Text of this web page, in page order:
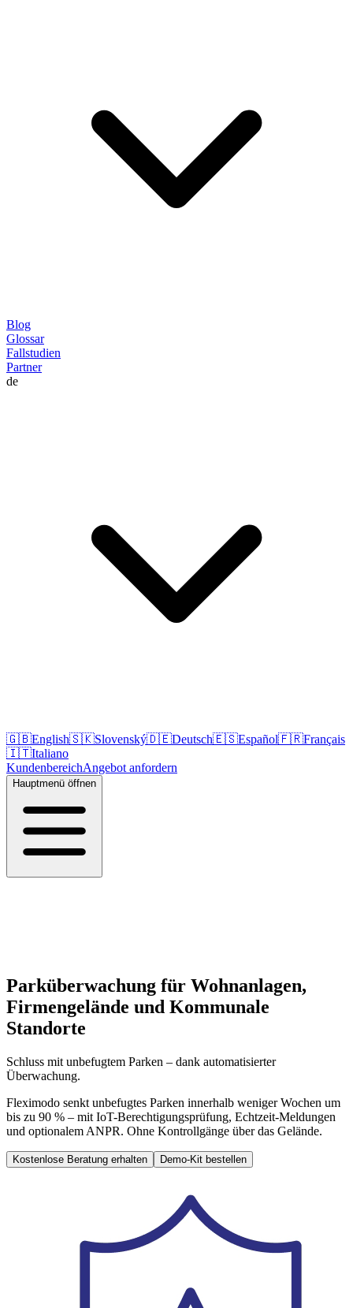
Blog
Glossar
Fallstudien
Partner
de
🇬🇧English🇸🇰Slovenský🇩🇪Deutsch🇪🇸Español🇫🇷Français
🇮🇹Italiano
KundenbereichAngebot anfordern
Hauptmenü öffnen
Parküberwachung für Wohnanlagen,
Firmengelände und Kommunale
Standorte
Schluss mit unbefugtem Parken – dank automatisierter
Überwachung.
Fleximodo senkt unbefugtes Parken innerhalb weniger Wochen um
bis zu 90 % – mit IoT-Berechtigungsprüfung, Echtzeit-Meldungen
und optionalem ANPR. Ohne Kontrollgänge über das Gelände.
Kostenlose Beratung erhalten Demo-Kit bestellen